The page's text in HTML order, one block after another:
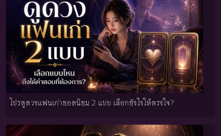
โปรดูดวงแฟนเก่ายอดนิยม 2 แบบ เลือกยังไงให้ตรงใจ?